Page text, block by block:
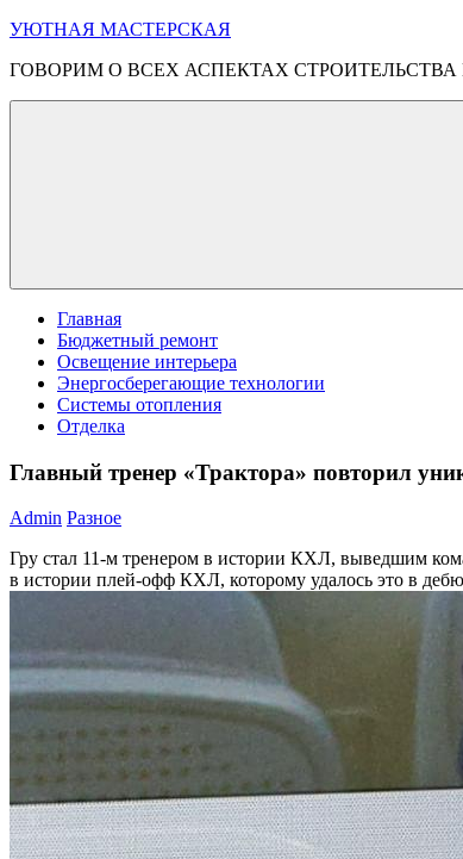
Перейти
содержимому
УЮТНАЯ МАСТЕРСКАЯ
ГОВОРИМ О ВСЕХ АСПЕКТАХ СТРОИТЕЛЬСТВА
Меню
Главная
Бюджетный ремонт
Освещение интерьера
Энергосберегающие технологии
Системы отопления
Отделка
Главный тренер «Трактора» повторил
Admin Разное
Гру стал 11-м тренером в истории КХЛ, выведшим
в истории плей-офф КХЛ, которому удалось это в